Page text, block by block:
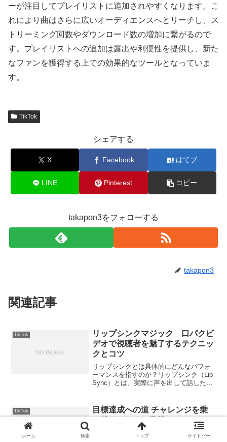
ーが注目してプレイリストに追加されやすくなります。こ
れにより曲はさらに広いオーディエンスへとリーチし、ス
トリーミング回数やダウンロード数の増加に繋がるので
す。プレイリストへの追加は露出や利便性を提供し、新た
なファンを獲得する上での効果的なツールとなっていま
す。
TikTok
シェアする
X Facebook はてブ
LINE Pinterest コピー
takapon3をフォローする
takapon3
関連記事
TikTok
リップシンクマジック 口パクビ
デオで視聴者を魅了するテクニッ
クとコツ
リップシンクとは具体的にどんなパフォ
ーマンスを指すのか？リップシンク（Lip
Sync）とは、実際に声を出して話したり
ンスのことを指します。この技術や手法
は、映画、テレ...
TikTok
目標達成への道 チャレンジを乗
り越えるための準備、モチベーシ
ョン維持、失敗からのリカバリ
ー、時間管理術、そして自己成長
ホーム 検索 トップ サイドバー